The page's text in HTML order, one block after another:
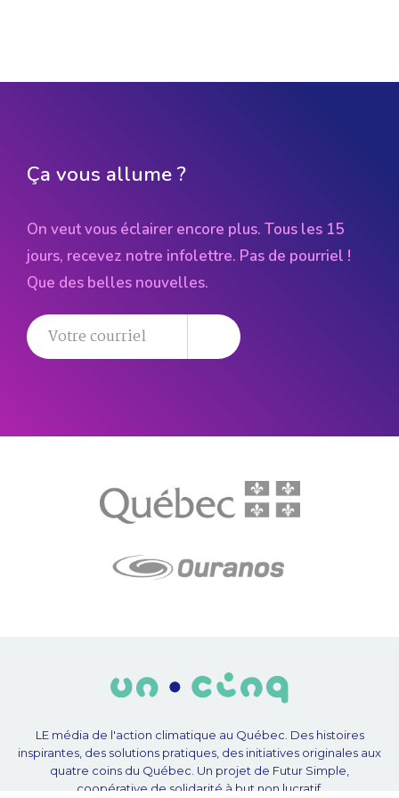
Ça vous allume ?
On veut vous éclairer encore plus. Tous les 15
jours, recevez notre infolettre. Pas de pourriel !
Que des belles nouvelles.
LE média de l'action climatique au Québec. Des histoires
inspirantes, des solutions pratiques, des initiatives originales aux
quatre coins du Québec. Un projet de Futur Simple,
coopérative de solidarité à but non lucratif.